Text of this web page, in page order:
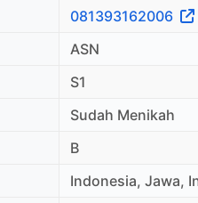
081393162006
ASN
S1
Sudah Menikah
B
Indonesia, Jawa,